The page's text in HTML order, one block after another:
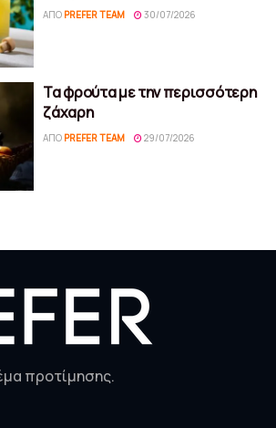
ΑΠΌ PREFER TEAM 30/07/2026
Τα φρούτα με την περισσότερη
ζάχαρη
ΑΠΌ PREFER TEAM 29/07/2026
προτίμησης.